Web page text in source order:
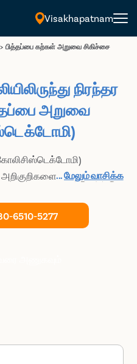
தமிழ்
Visakhapatnam
> பித்தப்பை கற்கள் அறுவை சிகிச்சை
நிரந்தர
அறுவை
அகற்றுவதற்கு,
அறுவை
...மேலும் வாசிக்க
6510-5277